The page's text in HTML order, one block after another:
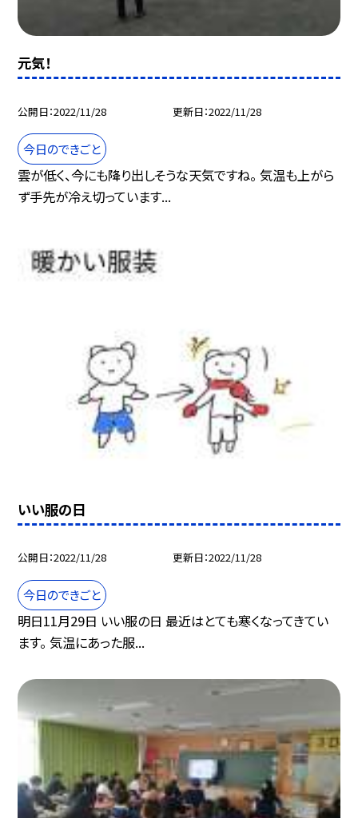
元気！
公開日 2022/11/28 更新日 2022/11/28
今日のできごと
雲が低く、今にも降り出しそうな天気ですね。 気温も上がら
ず手先が冷え切っています...
いい服の日
公開日 2022/11/28 更新日 2022/11/28
今日のできごと
明日11月29日 いい服の日 最近はとても寒くなってきてい
ます。 気温にあった服...